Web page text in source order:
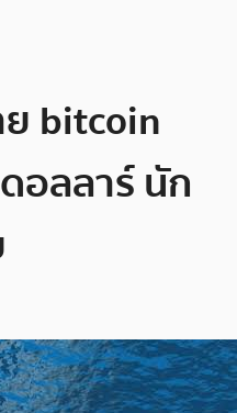
bitcoin
อลลาร์ นัก